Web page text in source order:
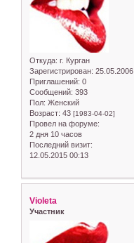
Откуда: г. Курган
Зарегистрирован: 25.05.2006
Приглашений: 0
Сообщений: 393
Пол: Женский
Возраст: 43 [1983-04-02]
Провел на форуме:
2 дня 10 часов
Последний визит:
12.05.2015 00:13
Violeta
Участник